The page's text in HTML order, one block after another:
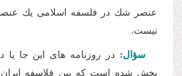
عنصر شك در فلسفه اسلامى یك
نیست.
سؤال: در روزنامه هاى این جا یا
پخش شده است كه بین فلاسفه ایران